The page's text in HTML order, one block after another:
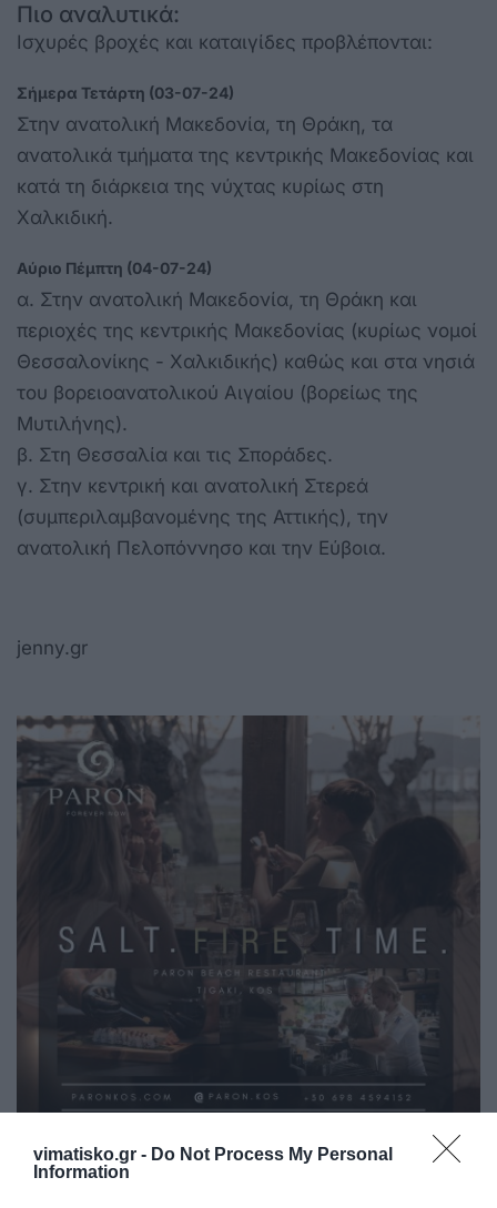
vimatisko.gr - Do Not Process My Personal
Information
Πιο αναλυτικά:
Ισχυρές βροχές και καταιγίδες προβλέπονται:
Σήμερα Τετάρτη (03-07-24)
Στην ανατολική Μακεδονία, τη Θράκη, τα
ανατολικά τμήματα της κεντρικής Μακεδονίας και
κατά τη διάρκεια της νύχτας κυρίως στη
Χαλκιδική.
Αύριο Πέμπτη (04-07-24)
α. Στην ανατολική Μακεδονία, τη Θράκη και
περιοχές της κεντρικής Μακεδονίας (κυρίως νομοί
Θεσσαλονίκης - Χαλκιδικής) καθώς και στα νησιά
του βορειοανατολικού Αιγαίου (βορείως της
Μυτιλήνης).
β. Στη Θεσσαλία και τις Σποράδες.
γ. Στην κεντρική και ανατολική Στερεά
(συμπεριλαμβανομένης της Αττικής), την
ανατολική Πελοπόννησο και την Εύβοια.
jenny.gr